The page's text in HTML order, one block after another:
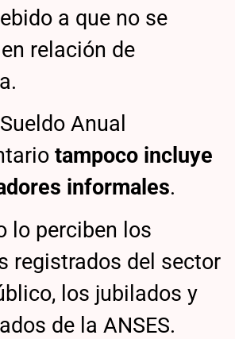
a que no se
relación de
Anual
tampoco incluye
informales.
lo perciben los
registrados del sector
los jubilados y
de la ANSES.